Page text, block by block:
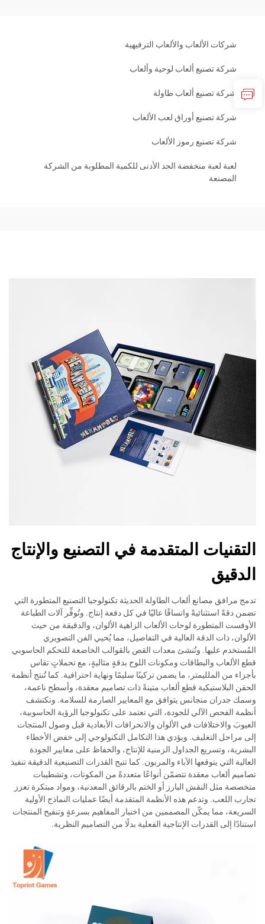
شركات الألعاب والألعاب الترفيهية
شركة تصنيع ألعاب لوحية وألعاب
شركة تصنيع ألعاب طاولة
شركة تصنيع أوراق لعب الألعاب
شركة تصنيع رموز الألعاب
لعبة لعبة منخفضة الحد الأدنى للكمية المطلوبة من الشركة
المصنعة
التقنيات المتقدمة في التصنيع والإنتاج
الدقيق
تدمج مرافق مصانع ألعاب الطاولة الحديثة تكنولوجيا التصنيع المتطورة التي
تضمن دقةً استثنائيةً واتساقًا عاليًا في كل دفعة إنتاج. وتُوفِّر آلات الطباعة
الأوفست المتطورة لوحات الألعاب الزاهية الألوان، والدقيقة من حيث
الألوان، ذات الدقة العالية في التفاصيل، مما يُحيي الفن التصويري
المُستخدم عليها. وتُنشئ معدات القص بالقوالب الخاضعة للتحكم الحاسوبي
قطع الألعاب والبطاقات ومكونات اللوح بدقةٍ مثاليةٍ، مع تحملاتٍ تقاس
بأجزاء من الملليمتر، ما يضمن تركيبًا سليمًا ونهاية احترافية. كما تُنتج أنظمة
الحقن البلاستيكية قطع ألعاب متينةً ذات تصاميم معقدة، وأسطح ناعمة،
وسمك جدران متجانس يتوافق مع المعايير الصارمة للسلامة. وتكتشف
أنظمة الفحص الآلي للجودة، التي تعتمد على تكنولوجيا الرؤية الحاسوبية،
العيوبَ والاختلافات في الألوان والانحرافات الأبعادية قبل وصول المنتجات
إلى مراحل التغليف. ويؤدي هذا التكامل التكنولوجي إلى خفض الأخطاء
البشرية، وتسريع الجداول الزمنية للإنتاج، والحفاظ على معايير الجودة
العالية التي يتوقعها الآباء والمربون. كما تتيح القدرات التصنيعية الدقيقة تنفيذ
تصاميم ألعاب معقدة تتضمّن أنواعًا متعددةً من المكونات، وتشطيبات
متخصصة مثل النقش البارز أو الختم بالرقائق المعدنية، ومواد مبتكرة تعزز
تجارب اللعب. وتدعم هذه الأنظمة المتقدمة أيضًا عمليات النماذج الأولية
السريعة، مما يمكّن المصممين من اختبار المفاهيم بسرعةٍ وتنقيح المنتجات
استنادًا إلى القدرات الإنتاجية الفعلية بدلًا من التصاميم النظرية.